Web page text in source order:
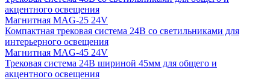
акцентного освещения
Магнитная MAG-25 24V
Компактная трековая система 24В со светильниками для
интерьерного освещения
Магнитная MAG-45 24V
Трековая система 24В шириной 45мм для общего и
акцентного освещения